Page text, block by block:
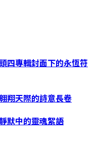
四專輯封面下的永恆符
翔天際的詩意長卷
默中的靈魂絮語